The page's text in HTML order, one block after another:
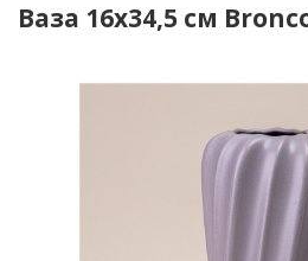
Ваза 16х34,5 см